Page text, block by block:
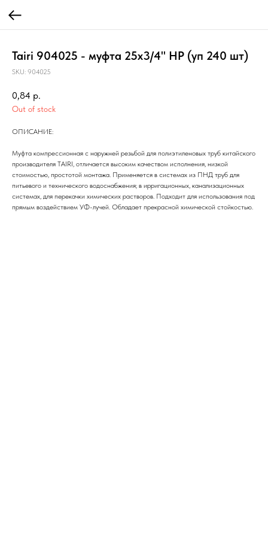
Tairi 904025 - муфта 25х3/4" НР (уп 240 шт)
SKU: 904025
0,84 р.
Out of stock
ОПИСАНИЕ:
Муфта компрессионная с наружней резьбой для полиэтиленовых труб китайского
производителя TAIRI, отличается высоким качеством исполнения, низкой
стоимостью, простотой монтажа. Применяется в системах из ПНД труб для
питьевого и технического водоснабжения; в ирригационных, канализационных
системах, для перекачки химических растворов. Подходит для использования под
прямым воздействием УФ-лучей. Обладает прекрасной химической стойкостью.